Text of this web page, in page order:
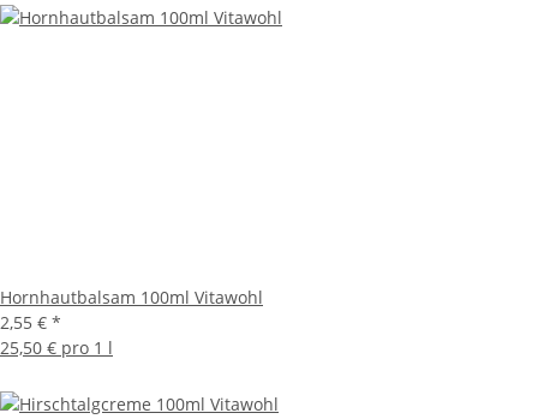
Hornhautbalsam 100ml Vitawohl
2,55 € *
25,50 € pro 1 l